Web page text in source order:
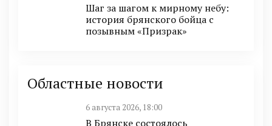
Шаг за шагом к мирному небу:
история брянского бойца с
позывным «Призрак»
Областные новости
6 августа 2026, 18:00
В Брянске состоялось